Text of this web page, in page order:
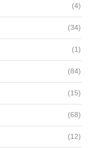
(4)
(34)
(1)
(84)
(15)
(68)
(12)